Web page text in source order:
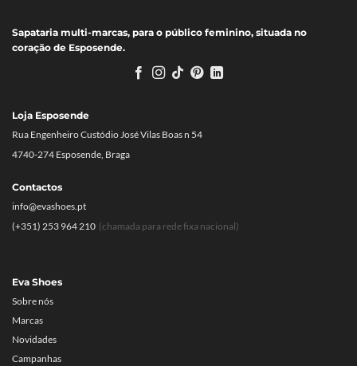
Sapataria multi-marcas, para o público feminino, situada no
coração de Esposende.
Eva Shoes
Sobre nós
Marcas
Novidades
Campanhas
Loja Esposende
Rua Engenheiro Custódio José Vilas Boas n 54
4740-274 Esposende, Braga
Contactos
info@evashoes.pt
(+351) 253 964 210 (chamada para rede fixa nacional)